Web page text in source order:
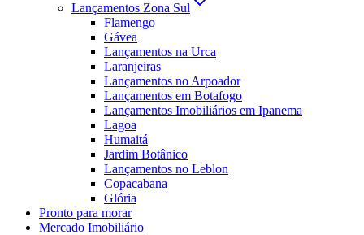
Lançamentos Zona Sul
Flamengo
Gávea
Lançamentos na Urca
Laranjeiras
Lançamentos no Arpoador
Lançamentos em Botafogo
Lançamentos Imobiliários em Ipanema
Lagoa
Humaitá
Jardim Botânico
Lançamentos no Leblon
Copacabana
Glória
Pronto para morar
Mercado Imobiliário